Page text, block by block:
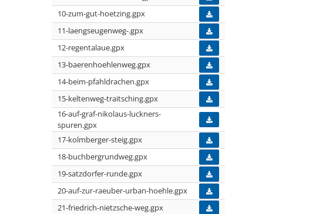
10-zum-gut-hoetzing.gpx
11-laengseugenweg-.gpx
12-regentalaue.gpx
13-baerenhoehlenweg.gpx
14-beim-pfahldrachen.gpx
15-keltenweg-traitsching.gpx
16-auf-graf-nikolaus-luckners-
spuren.gpx
17-kolmberger-steig.gpx
18-buchbergrundweg.gpx
19-satzdorfer-runde.gpx
20-auf-zur-raeuber-urban-hoehle.gpx
21-friedrich-nietzsche-weg.gpx